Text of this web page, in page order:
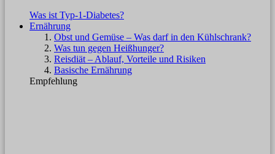
Was ist Typ-1-Diabetes?
Ernährung
Obst und Gemüse – Was darf in den Kühlschrank?
Was tun gegen Heißhunger?
Reisdiät – Ablauf, Vorteile und Risiken
Basische Ernährung
Empfehlung